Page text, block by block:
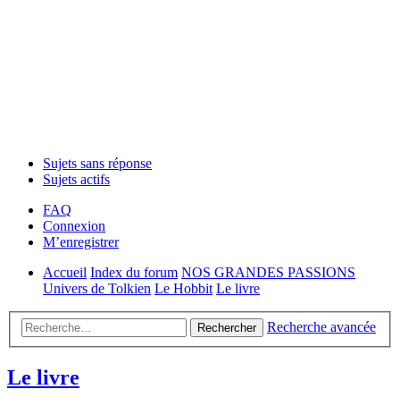
Sujets sans réponse
Sujets actifs
FAQ
Connexion
M’enregistrer
Accueil Index du forum NOS GRANDES PASSIONS
Univers de Tolkien Le Hobbit Le livre
Rechercher Recherche avancée
Le livre